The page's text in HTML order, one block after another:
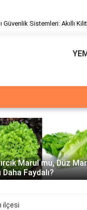
Güvenlik Sistemleri: Akıllı
Yöresel
ve Kültürel Bir Miras
ilçesi